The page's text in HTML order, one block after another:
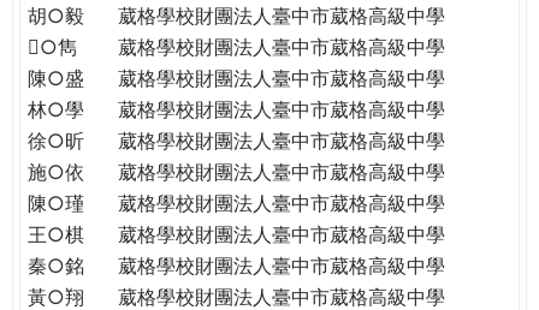
YOU
THE
PATH
GLOBAL
CITIZENSHIP
胡○毅
葳格學校財團法人臺中市葳格高級中學
○雋
葳格學校財團法人臺中市葳格高級中學
陳○盛
葳格學校財團法人臺中市葳格高級中學
林○學
葳格學校財團法人臺中市葳格高級中學
徐○昕
葳格學校財團法人臺中市葳格高級中學
施○依
葳格學校財團法人臺中市葳格高級中學
陳○瑾
葳格學校財團法人臺中市葳格高級中學
王○棋
葳格學校財團法人臺中市葳格高級中學
秦○銘
葳格學校財團法人臺中市葳格高級中學
黃○翔
葳格學校財團法人臺中市葳格高級中學